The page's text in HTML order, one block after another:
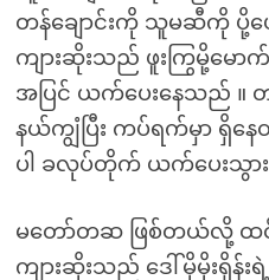
တန်ချောင်းကို သူမဆီကို ပို့
ကျားဆိုးသည် ဖူးကြွမို့မော
အပြင် ယက်ပေးနေသည် ။
နယ်ကျွံပြီး ကပ်ရက်မှာ ရှိ
ပါ ခလုပ်တိုက် ယက်ပေးသွာ
မတော်တဆ ဖြစ်တယ်လို့ ထ
ကျားဆိုးသည် ဒေါ်မိုမိုးရှိ